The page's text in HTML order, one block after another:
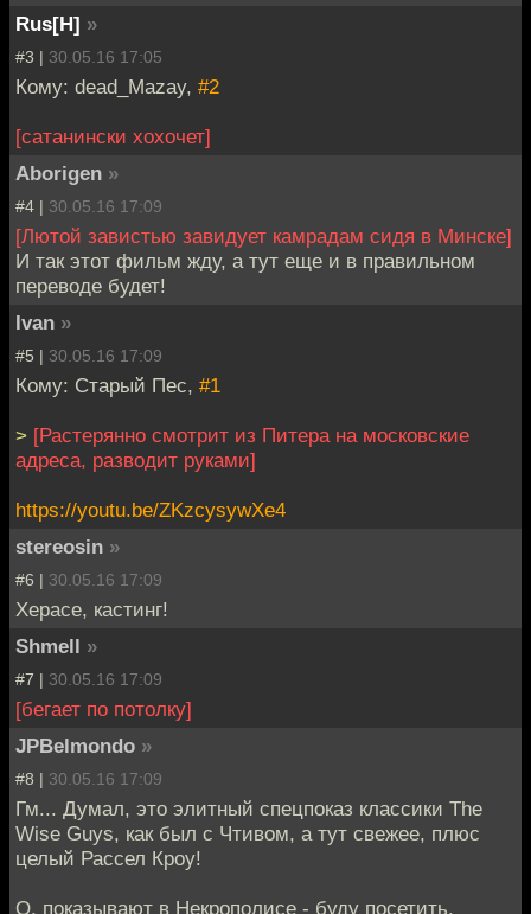
Rus[H] »
#3 | 30.05.16 17:05
Кому: dead_Mazay, #2
[сатанински хохочет]
Aborigen »
#4 | 30.05.16 17:09
[Лютой завистью завидует камрадам сидя в Минске]
И так этот фильм жду, а тут еще и в правильном
переводе будет!
Ivan »
#5 | 30.05.16 17:09
Кому: Старый Пес, #1
> [Растерянно смотрит из Питера на московские
адреса, разводит руками]
https://youtu.be/ZKzcysywXe4
stereosin »
#6 | 30.05.16 17:09
Херасе, кастинг!
Shmell »
#7 | 30.05.16 17:09
[бегает по потолку]
JPBelmondo »
#8 | 30.05.16 17:09
Гм... Думал, это элитный спецпоказ классики The
Wise Guys, как был с Чтивом, а тут свежее, плюс
целый Рассел Кроу!
О, показывают в Некрополисе - буду посетить.